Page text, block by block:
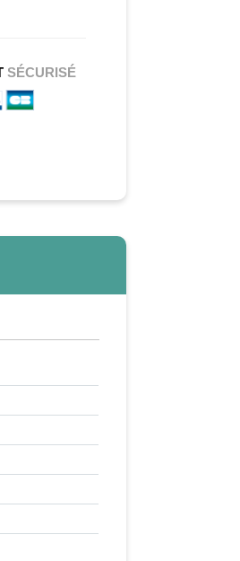
SÉCURISÉ